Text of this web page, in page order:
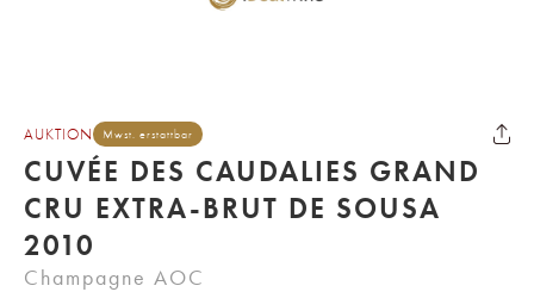
AUKTION Mwst. erstattbar
CUVÉE DES CAUDALIES GRAND
CRU EXTRA-BRUT DE SOUSA
2010
Champagne AOC